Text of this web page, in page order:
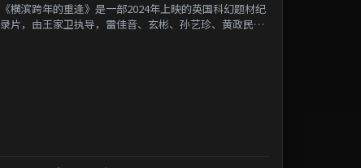
《横滨跨年的重逢》是一部2024年上映的英国科幻题材纪
录片，由王家卫执导，雷佳音、玄彬、孙艺珍、黄政民等